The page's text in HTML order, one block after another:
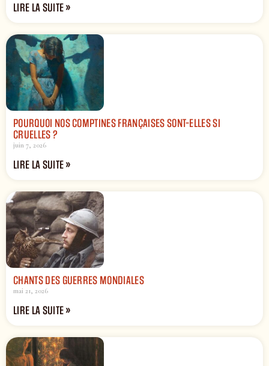
LIRE LA SUITE »
POURQUOI NOS COMPTINES FRANÇAISES SONT-ELLES SI
CRUELLES ?
juin 7, 2026
LIRE LA SUITE »
CHANTS DES GUERRES MONDIALES
mai 21, 2026
LIRE LA SUITE »